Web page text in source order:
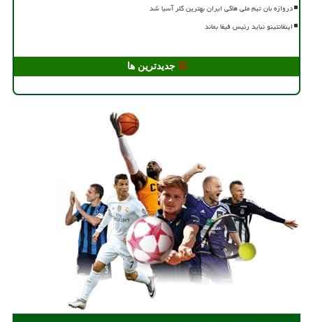
دروازه بان تیم ملی هاکی ایران بهترین گلر آسیا شد
اینفانتینو نباید رئیس فیفا بماند
جدیدترین ها